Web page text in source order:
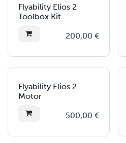
Flyability Elios 2
Toolbox Kit
200,00 €
Flyability Elios 2
Motor
500,00 €